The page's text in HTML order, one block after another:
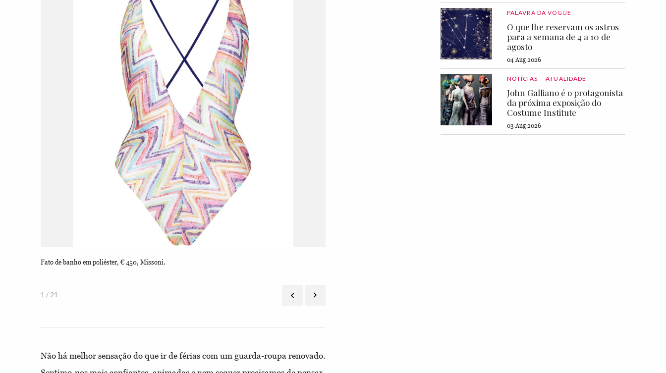
Fato de banho em poliéster, € 450, Missoni.
1 / 21
Não há melhor sensação do que ir de férias com um guarda-roupa renovado.
PALAVRA DA VOGUE
O que lhe reservam os astros
para a semana de 4 a 10 de
agosto
04 Aug 2026
NOTÍCIAS ATUALIDADE
John Galliano é o protagonista
da próxima exposição do
Costume Institute
03 Aug 2026